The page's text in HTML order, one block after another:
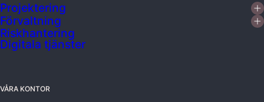
Projektering
Förvaltning
Riskhantering
Digitala tjänster
VÅRA KONTOR